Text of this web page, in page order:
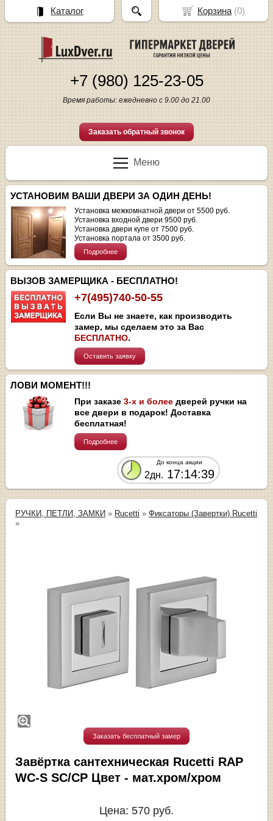
+7 (980) 125-23-05
Время работы: ежедневно с 9.00 до 21.00
Заказать обратный звонок
Меню
УСТАНОВИМ ВАШИ ДВЕРИ ЗА ОДИН ДЕНЬ!
Установка межкомнатной двери от 5500 руб.
Установка входной двери 9500 руб.
Установка двери купе от 7500 руб.
Установка портала от 3500 руб.
Подробнее
ВЫЗОВ ЗАМЕРЩИКА - БЕСПЛАТНО!
+7(495)740-50-55
Если Вы не знаете, как производить
замер, мы сделаем это за Вас
БЕСПЛАТНО.
Оставить заявку
ЛОВИ МОМЕНТ!!!
При заказе3-х и более дверей ручки на
все двери в подарок! Доставка
бесплатная!
Подробнее
До конца акции
2дн. 17:14:39
РУЧКИ, ПЕТЛИ, ЗАМКИ » Rucetti »Фиксаторы (Завертки) Rucetti
»
Заказать бесплатный замер
Завёртка сантехническая Rucetti RAP
WC-S SC/CP Цвет - мат.хром/хром
Цена: 570 руб.
Корзина(0)
Каталог